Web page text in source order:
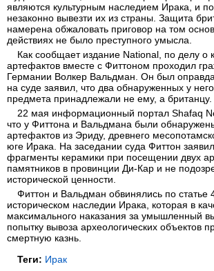
являются культурным наследием Ирака, и
незаконно вывезти их из страны. Защита
намерена обжаловать приговор на том
действиях не было преступного умысла.
Как сообщает издание National, по делу о
артефактов вместе с Фиттоном проходил
Германии Волкер Вальдман. Он был
на суде заявил, что два обнаруженных у
предмета принадлежали не ему, а британцу.
22 мая информационный портал Shafaq
что у Фиттона и Вальдмана были
артефактов из Эриду, древнего
юге Ирака. На заседании суда Фиттон
фрагменты керамики при посещении двух
памятников в провинции Ди-Кар и не
исторической ценности.
Фиттон и Вальдман обвинялись по статье
историческом наследии Ирака, которая в
максимального наказания за умышленный
попытку вывоза археологических объектов
смертную казнь.
Теги: Ирак